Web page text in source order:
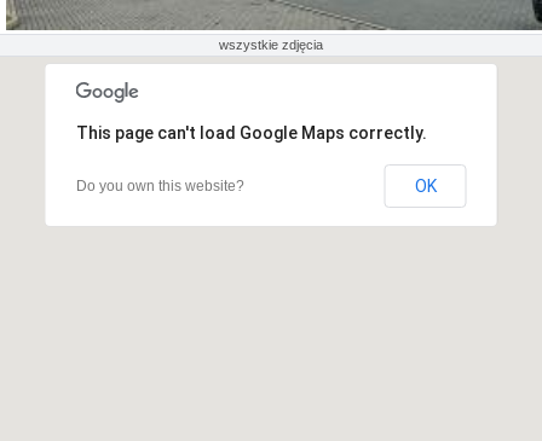
wszystkie zdjęcia
This page can't load Google Maps correctly.
Do you own this website? OK